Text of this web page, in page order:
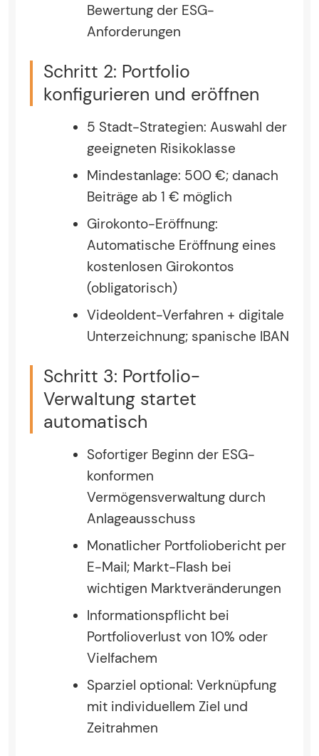
Bewertung der ESG-
Anforderungen
Schritt 2: Portfolio
konfigurieren und eröffnen
5 Stadt-Strategien: Auswahl der
geeigneten Risikoklasse
Mindestanlage: 500 €; danach
Beiträge ab 1 € möglich
Girokonto-Eröffnung:
Automatische Eröffnung eines
kostenlosen Girokontos
(obligatorisch)
VideoIdent-Verfahren + digitale
Unterzeichnung; spanische IBAN
Schritt 3: Portfolio-
Verwaltung startet
automatisch
Sofortiger Beginn der ESG-
konformen
Vermögensverwaltung durch
Anlageausschuss
Monatlicher Portfoliobericht per
E-Mail; Markt-Flash bei
wichtigen Marktveränderungen
Informationspflicht bei
Portfolioverlust von 10% oder
Vielfachem
Sparziel optional: Verknüpfung
mit individuellem Ziel und
Zeitrahmen